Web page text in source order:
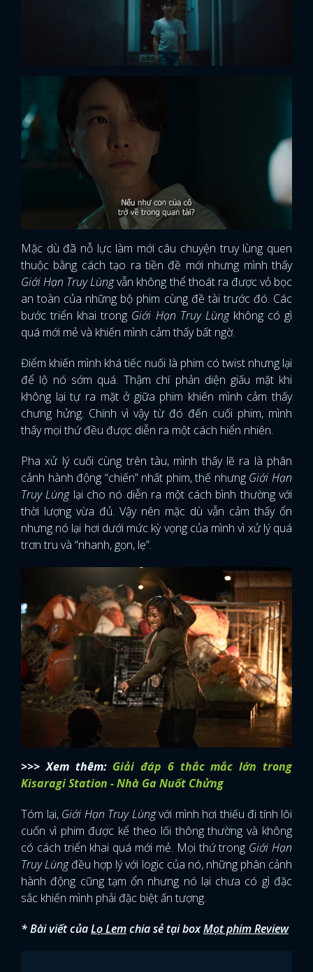
Mặc dù đã nỗ lực làm mới câu chuyện truy lùng quen
thuộc bằng cách tạo ra tiền đề mới nhưng mình thấy
Giới Hạn Truy Lùngvẫn không thể thoát ra được vỏ bọc
an toàn của những bộ phim cùng đề tài trước đó. Các
bước triển khai trong Giới Hạn Truy Lùngkhông có gì
quá mới mẻ và khiến mình cảm thấy bất ngờ.
Điểm khiến mình khá tiếc nuối là phim có twist nhưng lại
để lộ nó sớm quá. Thậm chí phản diện giấu mặt khi
không lại tự ra mặt ở giữa phim khiến mình cảm thấy
chưng hửng. Chính vì vậy từ đó đến cuối phim, mình
thấy mọi thứ đều được diễn ra một cách hiển nhiên.
Pha xử lý cuối cùng trên tàu, mình thấy lẽ ra là phân
cảnh hành động “chiến” nhất phim, thế nhưng Giới Hạn
Truy Lùnglại cho nó diễn ra một cách bình thường với
thời lượng vừa đủ. Vậy nên mặc dù vẫn cảm thấy ổn
nhưng nó lại hơi dưới mức kỳ vọng của mình vì xử lý quá
trơn tru và “nhanh, gọn, lẹ”.
>>> Xem thêm: Giải đáp 6 thắc mắc lớn trong
Kisaragi Station - Nhà Ga Nuốt Chửng
Tóm lại, Giới Hạn Truy Lùngvới mình hơi thiếu đi tính lôi
cuốn vì phim được kể theo lối thông thường và không
có cách triển khai quá mới mẻ. Mọi thứ trong Giới Hạn
Truy Lùngđều hợp lý với logic của nó, những phân cảnh
hành động cũng tạm ổn nhưng nó lại chưa có gì đặc
sắc khiến mình phải đặc biệt ấn tượng.
* Bài viết củaLọ Lemchia sẻ tại boxMọt phim Review